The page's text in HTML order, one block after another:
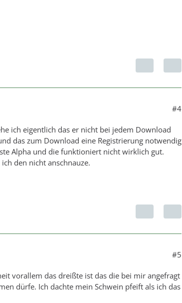
#4
ich eigentlich das er nicht bei jedem Download
das zum Download eine Registrierung notwendig
Alpha und die funktioniert nicht wirklich gut.
den nicht anschnauze.
#5
vorallem das dreißte ist das die bei mir angefragt
dürfe. Ich dachte mein Schwein pfeift als ich das